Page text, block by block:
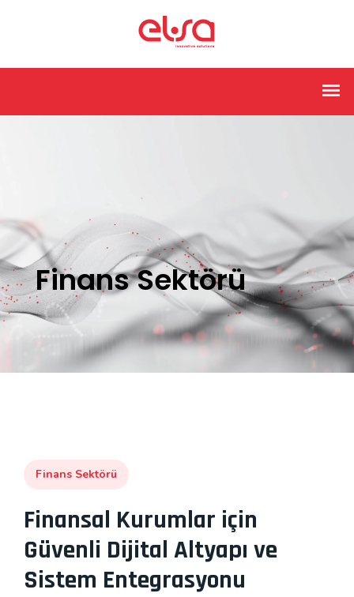
Finans Sektörü
Finans Sektörü
Finansal Kurumlar için
Güvenli Dijital Altyapı ve
Sistem Entegrasyonu